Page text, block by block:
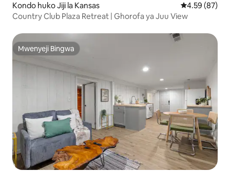
Kondo huko Jiji la Kansas Ukadiriaji wa
4.59 (87)
Country Club Plaza Retreat | Ghorofa ya Juu View
Mwenyeji Bingwa
Mwenyeji Bingwa